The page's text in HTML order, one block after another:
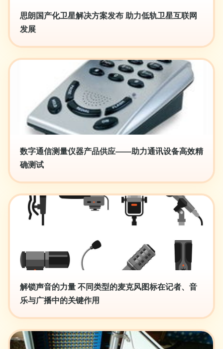
思朗国产化卫星解决方案发布 助力低轨卫星互联网
发展
数字通信测量仪器产品供应——助力通讯设备高效精
确测试
解锁声音的力量 不同类型的麦克风图标在记者、音
乐与广播中的关键作用